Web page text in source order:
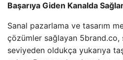
Başarıya Giden Kanalda
Sanal pazarlama ve tasarım
çözümler sağlayan 5brand.co,
seviyeden oldukça yukarıya